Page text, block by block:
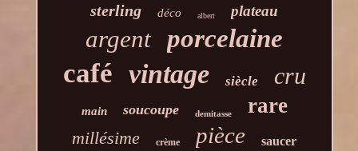
sterling déco albert plateau
argent porcelaine
café vintage siècle cru
main soucoupe demitasse rare
millésime crème pièce saucer